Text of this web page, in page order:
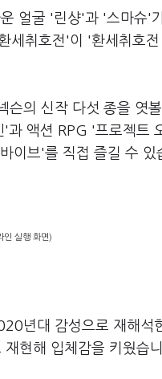
얼굴 '린샹'과 '스마슈'
세취호전'이 '환세취호전
의 신작 다섯 종을 엿
과 액션 RPG '프로젝트
이브'를 직접 즐길 수 있
인 실행 화면)
년대 감성으로 재해석
현해 입체감을 키웠습니